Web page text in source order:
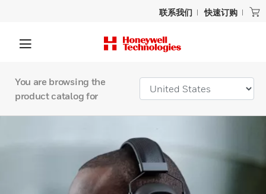
联系我们 快速订购
You are browsing the
product catalog for